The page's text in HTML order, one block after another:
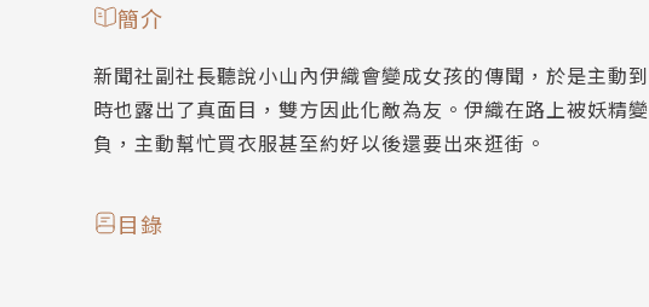
簡介
新聞社副社長聽說小山內伊織會變成女孩的傳聞，於是主動
時也露出了真面目，雙方因此化敵為友。伊織在路上被妖精
負，主動幫忙買衣服甚至約好以後還要出來逛街。
目錄